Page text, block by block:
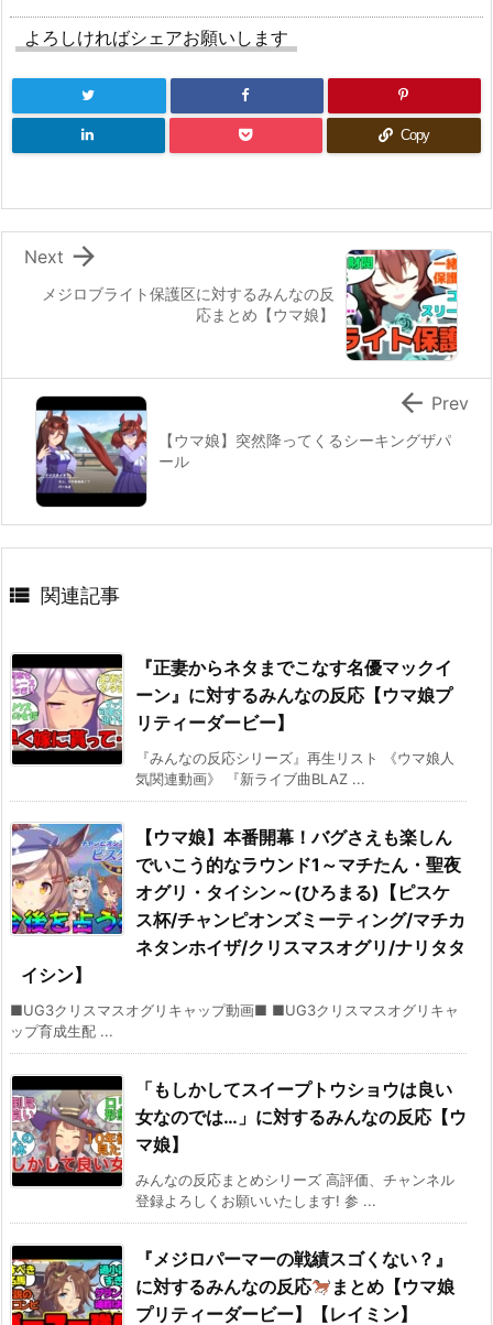
よろしければシェアお願いします
Copy
メジロブライト保護区に対するみんなの反
応まとめ【ウマ娘】

Next
【ウマ娘】突然降ってくるシーキングザパ
ール
 Prev
 関連記事
『正妻からネタまでこなす名優マックイ
ーン』に対するみんなの反応【ウマ娘プ
リティーダービー】
『みんなの反応シリーズ』再生リスト 《ウマ娘人
気関連動画》 『新ライブ曲BLAZ ...
【ウマ娘】本番開幕！バグさえも楽しん
でいこう的なラウンド1～マチたん・聖夜
オグリ・タイシン～(ひろまる)【ピスケ
ス杯/チャンピオンズミーティング/マチカ
ネタンホイザ/クリスマスオグリ/ナリタタ
イシン】
■UG3クリスマスオグリキャップ動画■ ■UG3クリスマスオグリキャ
ップ育成生配 ...
「もしかしてスイープトウショウは良い
女なのでは…」に対するみんなの反応【ウ
マ娘】
みんなの反応まとめシリーズ 高評価、チャンネル
登録よろしくお願いいたします! 参 ...
『メジロパーマーの戦績スゴくない？』
に対するみんなの反応
まとめ【ウマ娘
プリティーダービー】【レイミン】